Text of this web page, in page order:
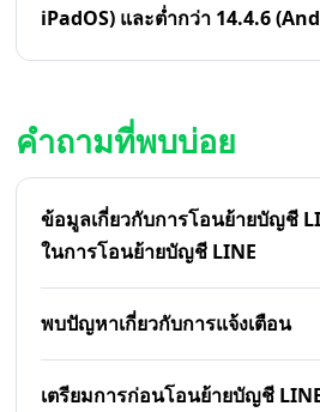
iPadOS) และต่ำกว่า 14.4.6
คำถามที่พบบ่อย
ข้อมูลเกี่ยวกับการโอนย้ายบัญชี
ในการโอนย้ายบัญชี LINE
พบปัญหาเกี่ยวกับการแจ้งเตือน
เตรียมการก่อนโอนย้ายบัญชี